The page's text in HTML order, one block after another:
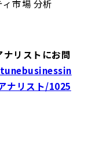
市場 分析
ナリストにお問
ナリスト/1025